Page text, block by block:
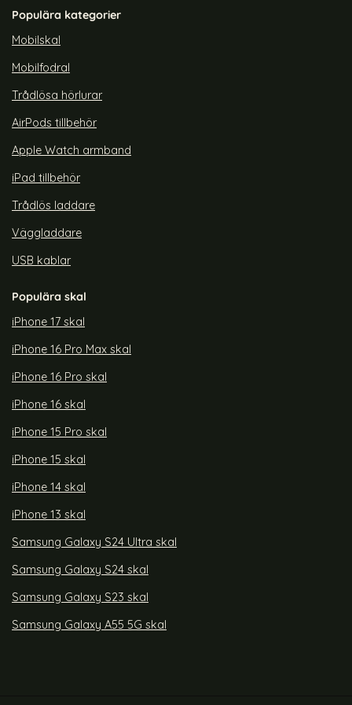
rea pris
179 krtidigare pris
209 kr
Snart slutsåld!
Populära kategorier
Mobilskal
Mobilfodral
Trådlösa hörlurar
AirPods tillbehör
Apple Watch armband
iPad tillbehör
Trådlös laddare
Väggladdare
USB kablar
Populära skal
iPhone 17 skal
iPhone 16 Pro Max skal
iPhone 16 Pro skal
iPhone 16 skal
iPhone 15 Pro skal
iPhone 15 skal
iPhone 14 skal
iPhone 13 skal
Samsung Galaxy S24 Ultra skal
Samsung Galaxy S24 skal
Samsung Galaxy S23 skal
Samsung Galaxy A55 5G skal